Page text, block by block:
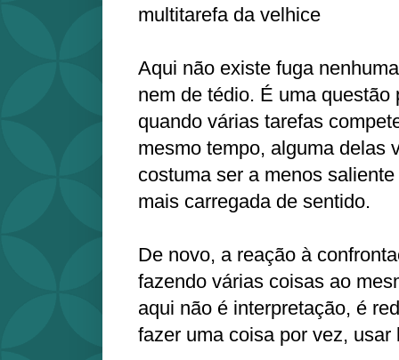
multitarefa da velhice
Aqui não existe fuga
nem de tédio. É uma questão
quando várias tarefas
mesmo tempo, alguma delas
costuma ser a menos
mais carregada de sentido.
De novo, a reação à
fazendo várias coisas ao
aqui não é interpretação, é
fazer uma coisa por vez, usar